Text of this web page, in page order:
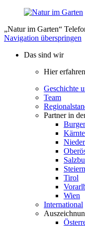
„Natur im Garten“
Navigation überspringen
Das sind wir
Hier
Geschichte
Team
Partner in
Tirol
Wien
International